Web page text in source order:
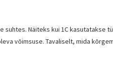
Näiteks kui 1C kasutatakse
võimsuse. Tavaliselt, mida